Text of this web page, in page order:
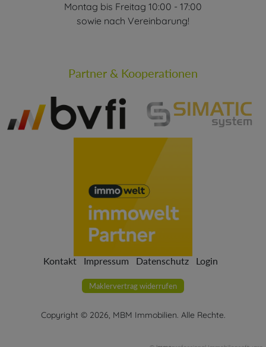
Montag bis Freitag 10:00 - 17:00
sowie nach Vereinbarung!
Partner & Kooperationen
Kontakt Impressum Datenschutz Login
Maklervertrag widerrufen
Copyright © 2026, MBM Immobilien. Alle Rechte.